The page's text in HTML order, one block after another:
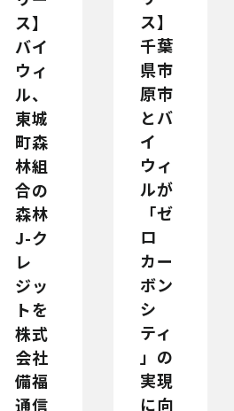
ス】
バイ
ウィ
ル、
東城
町森
林組
合の
森林
J-ク
レ
ジッ
トを
株式
会社
備福
通信
ス】
千葉
県市
原市
とバ
イ
ウィ
ルが
「ゼ
ロ
カー
ボン
シ
ティ
」の
実現
に向